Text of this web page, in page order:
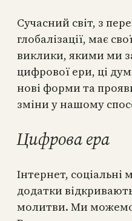
Сучасний світ, з
глобалізації, має
виклики, якими ми
цифрової ери, ці
нові форми та
зміни у нашому
Цифрова ера
Інтернет, соціальні
додатки
молитви. Ми можемо